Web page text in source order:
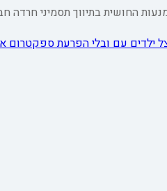
ילדים עם ובלי הפרעת ספקטרום